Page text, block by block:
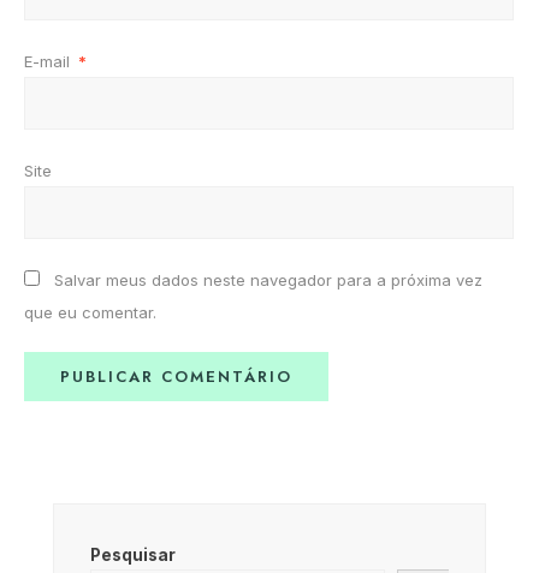
E-mail *
Site
Salvar meus dados neste navegador para a próxima vez
que eu comentar.
Pesquisar